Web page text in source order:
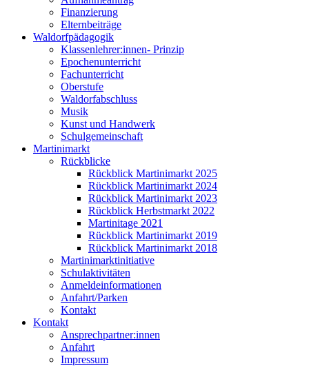
Finanzierung
Elternbeiträge
Waldorfpädagogik
Klassenlehrer:innen- Prinzip
Epochenunterricht
Fachunterricht
Oberstufe
Waldorfabschluss
Musik
Kunst und Handwerk
Schulgemeinschaft
Martinimarkt
Rückblicke
Rückblick Martinimarkt 2025
Rückblick Martinimarkt 2024
Rückblick Martinimarkt 2023
Rückblick Herbstmarkt 2022
Martinitage 2021
Rückblick Martinimarkt 2019
Rückblick Martinimarkt 2018
Martinimarktinitiative
Schulaktivitäten
Anmeldeinformationen
Anfahrt/Parken
Kontakt
Kontakt
Ansprechpartner:innen
Anfahrt
Impressum